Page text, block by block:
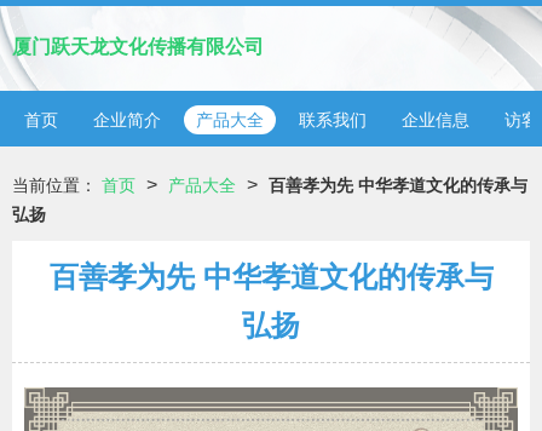
厦门跃天龙文化传播有限公司
首页 企业简介 产品大全 联系我们 企业信息 访客
当前位置： 首页 > 产品大全 > 百善孝为先 中华孝道文化的传承与
弘扬
百善孝为先 中华孝道文化的传承与
弘扬